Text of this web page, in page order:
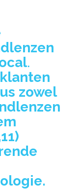
.
zowel